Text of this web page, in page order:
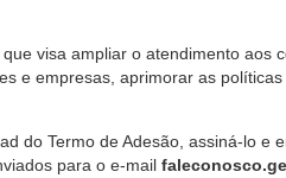
visa ampliar o atendimento aos
e empresas, aprimorar as
do Termo de Adesão, assiná-lo e
para o e-mail